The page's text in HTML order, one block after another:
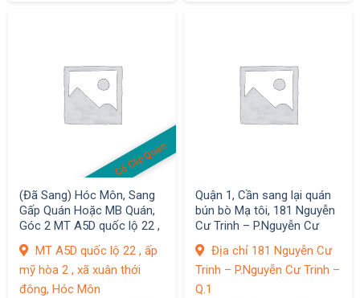
Có Clip Quán
(Đã Sang) Hóc Môn, Sang
Gấp Quán Hoặc MB Quán,
Góc 2 MT A5D quốc lộ 22 ,
ấp mỹ hòa 2 , xã xuân thới
đôngMT A5D quốc lộ 22 , ấp
mỹ hòa 2 , xã xuân thới
đông, Hóc Môn
Quận 1, Cần sang lại quán
bún bò Mạ tôi, 181 Nguyễn
Cư Trinh – P.Nguyễn Cư
Trinh
Địa chỉ 181 Nguyễn Cư
Trinh – P.Nguyễn Cư Trinh –
Q.1